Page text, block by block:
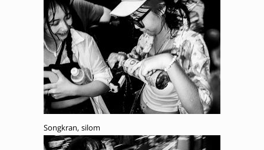
Songkran, silom